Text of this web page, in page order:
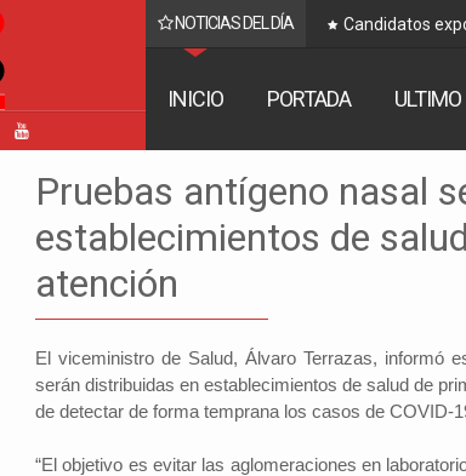
NOTICIAS DEL DÍA Candidatos
INICIO PORTADA ULTIMO
Pruebas antígeno nasal
establecimientos de
atención
El viceministro de Salud, Álvaro Terrazas, informó
serán distribuidas en establecimientos de salud de
de detectar de forma temprana los casos de COVID-
“El objetivo es evitar las aglomeraciones en